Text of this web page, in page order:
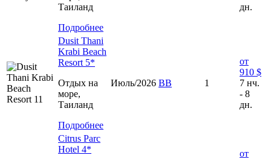
Таиланд
Подробнее
дн.
Dusit Thani
Krabi Beach
Resort 5*
Отдых на
море,
Таиланд
Подробнее
Июль/2026 ВВ 1
от
910 $
7 нч.
- 8
дн.
Citrus Parc
Hotel 4*
от